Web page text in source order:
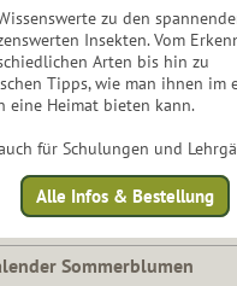
zu den
Insekten. Vom
Arten bis hin zu
Tipps, wie man ihnen im
eine Heimat bieten kann.
für Schulungen und
Alle Infos & Bestellung
Sommerblumen